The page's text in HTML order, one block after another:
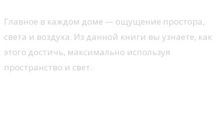
Главное в каждом доме — ощущение простора,
света и воздуха. Из данной книги вы узнаете, как
этого достичь, максимально используя
пространство и свет.